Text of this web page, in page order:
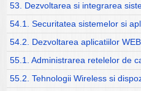
53. Dezvoltarea si integrarea
54.1. Securitatea sistemelor si
54.2. Dezvoltarea aplicatiilor WEB
55.1. Administrarea retelelor de
55.2. Tehnologii Wireless si